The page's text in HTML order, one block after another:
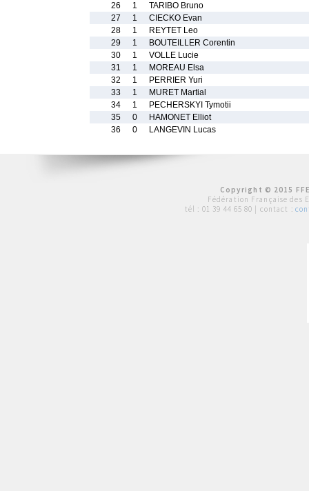
26
1
TARIBO Bruno
27
1
CIECKO Evan
28
1
REYTET Leo
29
1
BOUTEILLER Corentin
30
1
VOLLE Lucie
31
1
MOREAU Elsa
32
1
PERRIER Yuri
33
1
MURET Martial
34
1
PECHERSKYI Tymotii
35
0
HAMONET Elliot
36
0 LANGEVIN Lucas
Copyright © 2015
Fédération Française des
tél : 01 39 44 65 80 | contact :